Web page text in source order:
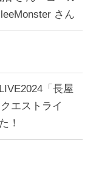
さん
「長屋
エストライ
！